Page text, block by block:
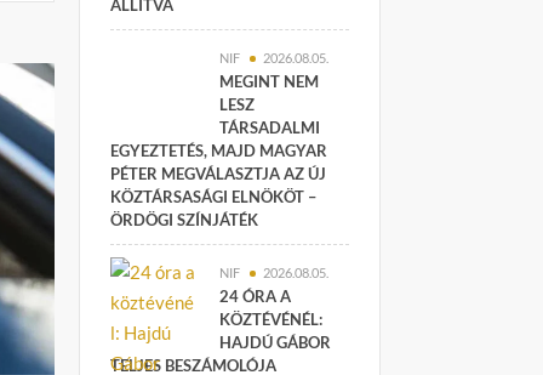
ÁLLÍTVA
NIF 2026.08.05.
MEGINT NEM
LESZ
TÁRSADALMI
EGYEZTETÉS, MAJD MAGYAR
PÉTER MEGVÁLASZTJA AZ ÚJ
KÖZTÁRSASÁGI ELNÖKÖT –
ÖRDÖGI SZÍNJÁTÉK
NIF 2026.08.05.
24 ÓRA A
KÖZTÉVÉNÉL:
HAJDÚ GÁBOR
TELJES BESZÁMOLÓJA